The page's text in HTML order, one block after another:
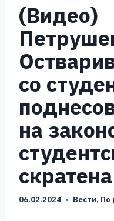
(Видео)
со
на
06.02.2024 Вести, По